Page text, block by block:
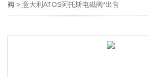
阀 > 意大利ATOS阿托斯电磁阀*出售